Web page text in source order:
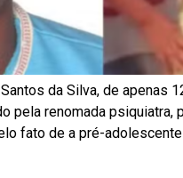
da Silva, de apenas
pela renomada psiquiatra,
fato de a pré-